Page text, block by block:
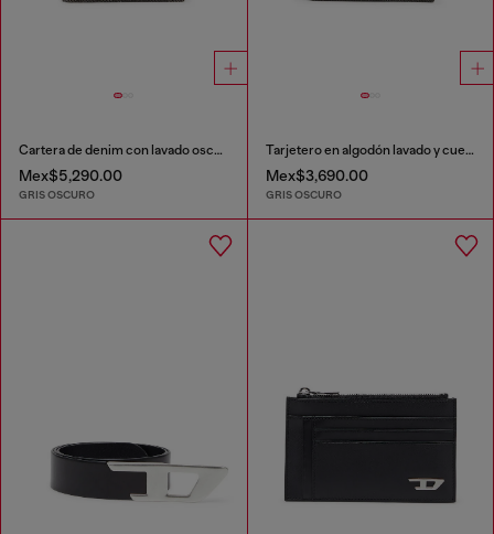
Cartera de denim con lavado oscuro
Mex$5,290.00
GRIS OSCURO
Tarjetero en algodón lavado y cuero
Mex$3,690.00
GRIS OSCURO